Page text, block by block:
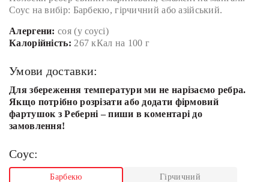
Соус на вибір: Барбекю, гірчичний або азійський.
Алергени: соя (у соусі)
Калорійність: 267 кКал на 100 г
Умови доставки:
Для збереження температури ми не нарізаємо ребра.
Якщо потрібно розрізати або додати фірмовий
фартушок з Реберні – пиши в коментарі до
замовлення!
Соус:
Барбекю Гірчичний